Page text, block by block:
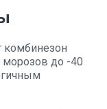
комбинезон
до -40